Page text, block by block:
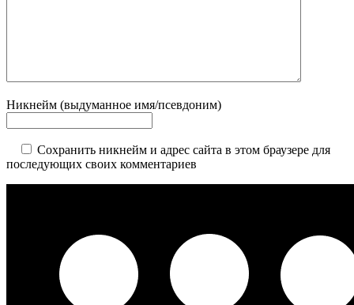
Никнейм (выдуманное имя/псевдоним)
Сохранить никнейм и адрес сайта в этом браузере для
последующих своих комментариев